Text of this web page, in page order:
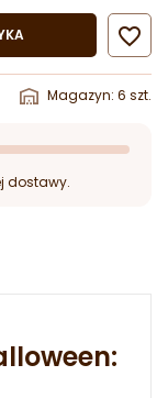

Magazyn: 6 szt.
dostawy.